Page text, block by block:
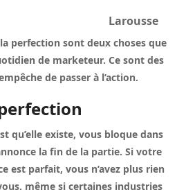
Larousse
perfection sont deux choses que
de marketeur. Ce sont des
de passer à l’action.
qu’elle existe, vous bloque dans
la fin de la partie. Si votre
est parfait, vous n’avez plus rien
même si certaines industries